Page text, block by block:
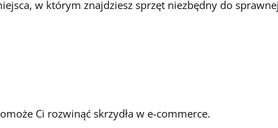
w którym znajdziesz sprzęt niezbędny do
Ci rozwinąć skrzydła w e-commerce.